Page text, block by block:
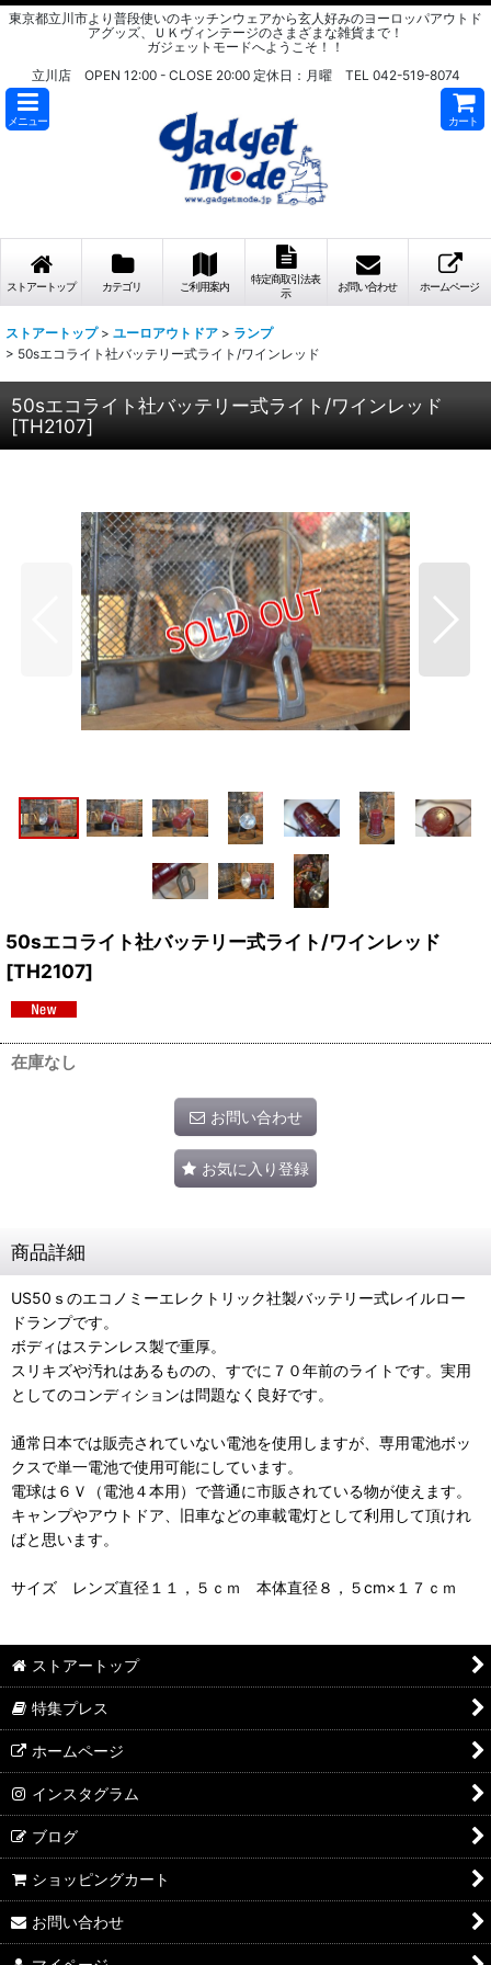
東京都立川市より普段使いのキッチンウェアから玄人好みのヨーロッパアウトド
アグッズ、ＵＫヴィンテージのさまざまな雑貨まで！
ガジェットモードへようこそ！！
立川店 OPEN 12:00 - CLOSE 20:00 定休日：月曜 TEL 042-519-8074
メニュー カート
ストアートップ カテゴリ ご利用案内
特定商取引法表
示
お問い合わせ ホームページ
ストアートップ > ユーロアウトドア > ランプ
> 50sエコライト社バッテリー式ライト/ワインレッド
50sエコライト社バッテリー式ライト/ワインレッド
[TH2107]
50sエコライト社バッテリー式ライト/ワインレッド
[TH2107]
在庫なし
お問い合わせ
お気に入り登録
商品詳細
US50ｓのエコノミーエレクトリック社製バッテリー式レイルロー
ドランプです。
ボディはステンレス製で重厚。
スリキズや汚れはあるものの、すでに７０年前のライトです。実用
としてのコンディションは問題なく良好です。
通常日本では販売されていない電池を使用しますが、専用電池ボッ
クスで単一電池で使用可能にしています。
電球は６Ｖ（電池４本用）で普通に市販されている物が使えます。
キャンプやアウトドア、旧車などの車載電灯として利用して頂けれ
ばと思います。
サイズ レンズ直径１１，５ｃｍ 本体直径８，５cm×１７ｃｍ
ストアートップ
特集プレス
ホームページ
インスタグラム
ブログ
ショッピングカート
お問い合わせ